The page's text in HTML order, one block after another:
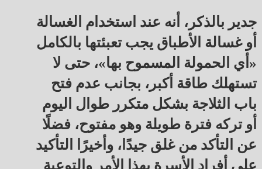
جدير بالذكر، أنه عند استخدام الغسالة
أو غسالة الأطباق يجب تعبئتها بالكامل
«أي الحمولة المسموح بها»، حتى لا
تستهلك طاقة أكبر، بجانب عدم فتح
باب الثلاجة بشكل متكرر طوال اليوم
أو تركه فترة طويلة وهو مفتوح، فضلًا
عن التأكد من غلق جيدًا، وأخيرًا التأكيد
على أفراد الأسرة بهذا الأمر والتوعية